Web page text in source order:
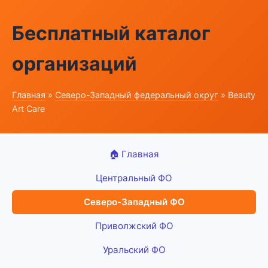
Бесплатный каталог
организаций
Главная » Северо-Западный федеральный округ » Beauty
Art Care
🏠 Главная
Центральный ФО
Северо-Западный ФО
Приволжский ФО
Уральский ФО